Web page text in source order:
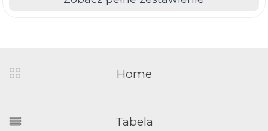
Home
Tabela